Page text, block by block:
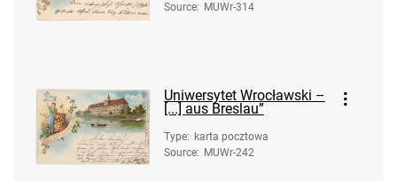
Source: MUWr-314
Uniwersytet Wrocławski –
[...] aus Breslau”
Type: karta pocztowa
Source: MUWr-242